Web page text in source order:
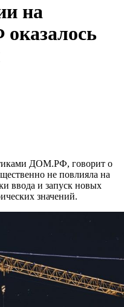
на
ДОМ.РФ, говорит о
не повлияла на
ввода и запуск новых
значений.